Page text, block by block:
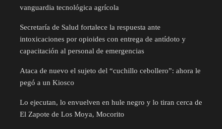
vanguardia tecnológica agrícola
Secretaría de Salud fortalece la respuesta ante
intoxicaciones por opioides con entrega de antídoto y
capacitación al personal de emergencias
Ataca de nuevo el sujeto del “cuchillo cebollero”: ahora le
pegó a un Kiosco
Lo ejecutan, lo envuelven en hule negro y lo tiran cerca de
El Zapote de Los Moya, Mocorito